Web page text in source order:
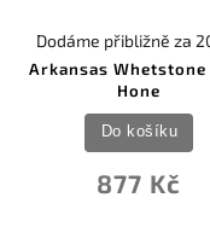
Arkansas
Hone
Dodáme přibližně za
877 Kč
Do košíku